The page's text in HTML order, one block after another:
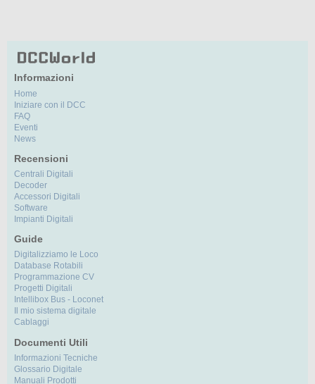
Informazioni
Home
Iniziare con il DCC
FAQ
Eventi
News
Recensioni
Centrali Digitali
Decoder
Accessori Digitali
Software
Impianti Digitali
Guide
Digitalizziamo le Loco
Database Rotabili
Programmazione CV
Progetti Digitali
Intellibox Bus - Loconet
Il mio sistema digitale
Cablaggi
Documenti Utili
Informazioni Tecniche
Glossario Digitale
Manuali Prodotti